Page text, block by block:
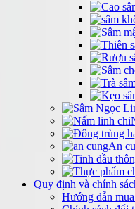
An
Quy định và chính
Hướng dẫn